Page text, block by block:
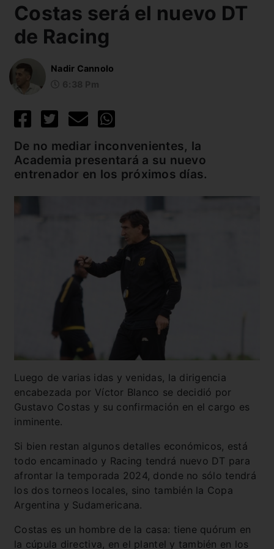
Costas será el nuevo DT
de Racing
Nadir Cannolo
De no mediar inconvenientes, la
Academia presentará a su nuevo
entrenador en los próximos días.
Luego de varias idas y venidas, la dirigencia
encabezada por Víctor Blanco se decidió por
Gustavo Costas y su confirmación en el cargo es
inminente.
Si bien restan algunos detalles económicos, está
todo encaminado y Racing tendrá nuevo DT para
afrontar la temporada 2024, donde no sólo tendrá
los dos torneos locales, sino también la Copa
Argentina y Sudamericana.
Costas es un hombre de la casa: tiene quórum en
la cúpula directiva, en el plantel y también en los